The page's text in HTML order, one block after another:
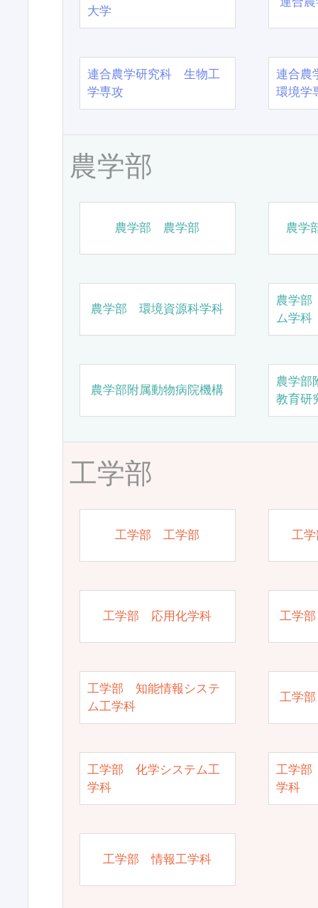
大学
連合農学研究科 生物工
学専攻
連合農
環境学
農学部
農学部 農学部 農学
農学部 環境資源科学科
農学
ム学科
農学部附属動物病院機構
農学部
教育研
工学部
工学部 工学部 工
工学部 応用化学科 工学
工学部 知能情報システ
ム工学科
工学
工学部 化学システム工
学科
工学部
学科
工学部 情報工学科